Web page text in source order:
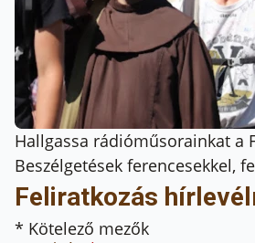
Hallgassa rádióműsorainkat a
Beszélgetések ferencesekkel,
Feliratkozás
* Kötelező mezők